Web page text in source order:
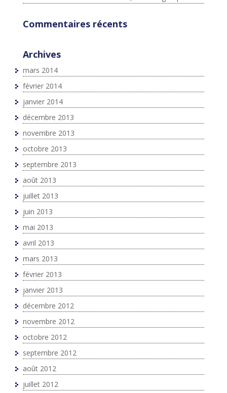
Commentaires récents
Archives
mars 2014
février 2014
janvier 2014
décembre 2013
novembre 2013
octobre 2013
septembre 2013
août 2013
juillet 2013
juin 2013
mai 2013
avril 2013
mars 2013
février 2013
janvier 2013
décembre 2012
novembre 2012
octobre 2012
septembre 2012
août 2012
juillet 2012